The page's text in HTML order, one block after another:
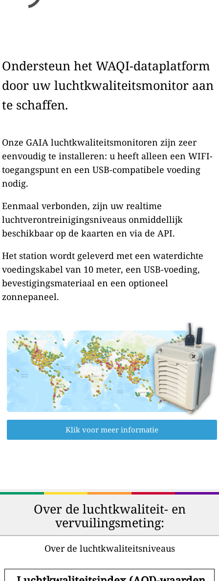
Ondersteun het WAQI-dataplatform
door uw luchtkwaliteitsmonitor aan
te schaffen.
Onze GAIA luchtkwaliteitsmonitoren zijn zeer
eenvoudig te installeren: u heeft alleen een WIFI-
toegangspunt en een USB-compatibele voeding
nodig.
Eenmaal verbonden, zijn uw realtime
luchtverontreinigingsniveaus onmiddellijk
beschikbaar op de kaarten en via de API.
Het station wordt geleverd met een waterdichte
voedingskabel van 10 meter, een USB-voeding,
bevestigingsmateriaal en een optioneel
zonnepaneel.
Klik voor meer informatie
Over de luchtkwaliteit- en
vervuilingsmeting:
Over de luchtkwaliteitsniveaus